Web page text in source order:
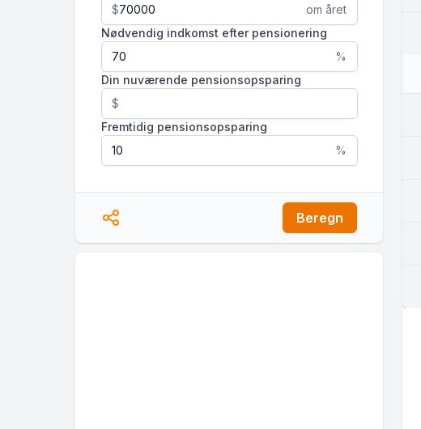
$
om året
Nødvendig indkomst efter pensionering
%
Din nuværende pensionsopsparing
$
Fremtidig pensionsopsparing
%
Beregn